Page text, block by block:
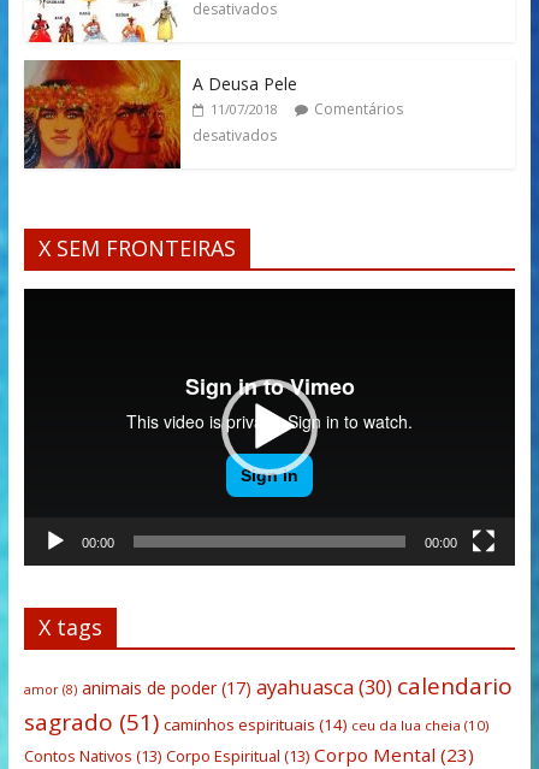
desativados
A Deusa Pele
11/07/2018
Comentários
desativados
X SEM FRONTEIRAS
00:00 00:00
X tags
amor(8) animais de poder(17) ayahuasca(30) calendario
sagrado (51) caminhos espirituais (14) ceu da lua cheia (10)
Contos Nativos (13) Corpo Espiritual (13) Corpo Mental (23)